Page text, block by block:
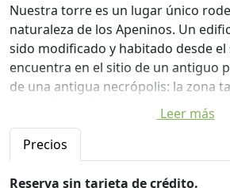
Nuestra torre es un lugar único
naturaleza de los Apeninos. Un
sido modificado y habitado desde el
encuentra en el sitio de un antiguo
de una antigua necrópolis: la zona
habitada por los romanos y es un
espiritualidad. Perfecto para
una experiencia única, un pequeño
tiempo en un silencio mágico,
olvidas de estar en el siglo XXI.
Leer más
Precios
Reserva sin tarjeta de crédito.